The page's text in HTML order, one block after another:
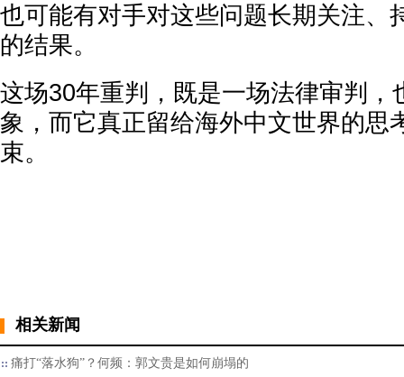
也可能有对手对这些问题长期关注、
的结果。
这场30年重判，既是一场法律审判，
象，而它真正留给海外中文世界的思
束。
相关新闻
痛打“落水狗”？何频：郭文贵是如何崩塌的